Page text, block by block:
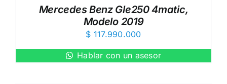
Mercedes Benz Gle250 4matic,
Modelo 2019
$ 117.990.000
Hablar con un asesor